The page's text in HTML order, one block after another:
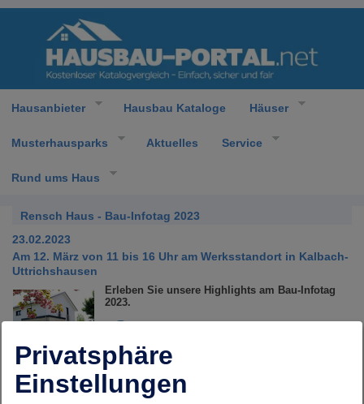
Hausanbieter Hausbau Kataloge Häuser
Musterhausparks Aktuelles Service
Rund ums Haus
Rensch Haus - Bau-Infotag 2023
23.02.2023
Am 12. März von 11 bis 16 Uhr am Werksstandort in Kalbach-
Uttrichshausen
Rensch Haus - Bau-
Infotag 2023
Erleben Sie unsere Highlights am Bau-Infotag
2023.
11 und 14 Uhr
Werksstandort und der Ausstattungswelt
Privatsphäre
Einstellungen